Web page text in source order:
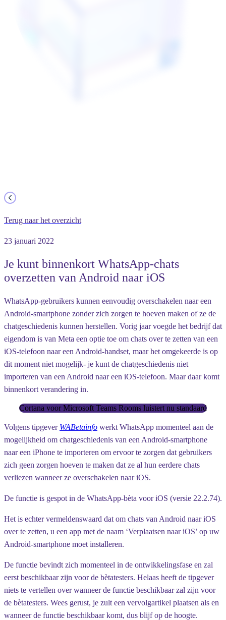
Terug naar het overzicht
23 januari 2022
Je kunt binnenkort WhatsApp-chats
overzetten van Android naar iOS
WhatsApp-gebruikers kunnen eenvoudig overschakelen naar een
Android-smartphone zonder zich zorgen te hoeven maken of ze de
chatgeschiedenis kunnen herstellen. Vorig jaar voegde het bedrijf dat
eigendom is van Meta een optie toe om chats over te zetten van een
iOS-telefoon naar een Android-handset, maar het omgekeerde is op
dit moment niet mogelijk- je kunt de chatgeschiedenis niet
importeren van een Android naar een iOS-telefoon. Maar daar komt
binnenkort verandering in.
Cortana voor Microsoft Teams Rooms luistert nu standaard
Volgens tipgever WABetainfo werkt WhatsApp momenteel aan de
mogelijkheid om chatgeschiedenis van een Android-smartphone
naar een iPhone te importeren om ervoor te zorgen dat gebruikers
zich geen zorgen hoeven te maken dat ze al hun eerdere chats
verliezen wanneer ze overschakelen naar iOS.
De functie is gespot in de WhatsApp-bèta voor iOS (versie 22.2.74).
Het is echter vermeldenswaard dat om chats van Android naar iOS
over te zetten, u een app met de naam ‘Verplaatsen naar iOS’ op uw
Android-smartphone moet installeren.
De functie bevindt zich momenteel in de ontwikkelingsfase en zal
eerst beschikbaar zijn voor de bètatesters. Helaas heeft de tipgever
niets te vertellen over wanneer de functie beschikbaar zal zijn voor
de bètatesters. Wees gerust, je zult een vervolgartikel plaatsen als en
wanneer de functie beschikbaar komt, dus blijf op de hoogte.